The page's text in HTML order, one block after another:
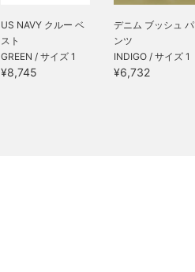
US NAVY クルー ベ
スト
GREEN / サイズ 1
¥8,745
デニム ブッシュ パ
ンツ
INDIGO / サイズ 1
¥6,732